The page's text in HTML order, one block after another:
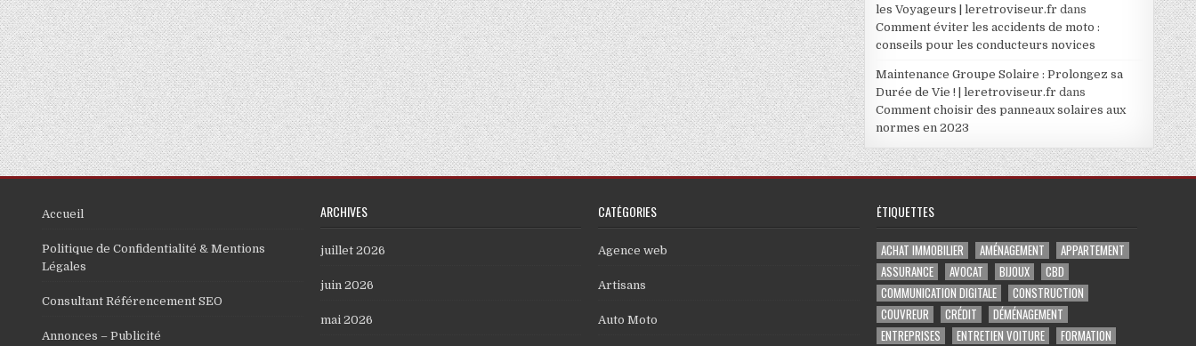
les Voyageurs | leretroviseur.fr dans
Comment éviter les accidents de moto :
conseils pour les conducteurs novices
Maintenance Groupe Solaire : Prolongez sa
Durée de Vie ! | leretroviseur.fr dans
Comment choisir des panneaux solaires aux
normes en 2023
Accueil
Politique de Confidentialité & Mentions
Légales
Consultant Référencement SEO
Annonces – Publicité
ARCHIVES
juillet 2026
juin 2026
mai 2026
CATÉGORIES
Agence web
Artisans
Auto Moto
ÉTIQUETTES
ACHAT IMMOBILIER AMÉNAGEMENT
APPARTEMENT
ASSURANCE
AVOCAT BIJOUX
CBD
COMMUNICATION DIGITALE
CONSTRUCTION
COUVREUR
CRÉDIT
DÉMÉNAGEMENT
ENTREPRISES
ENTRETIEN VOITURE
FORMATION